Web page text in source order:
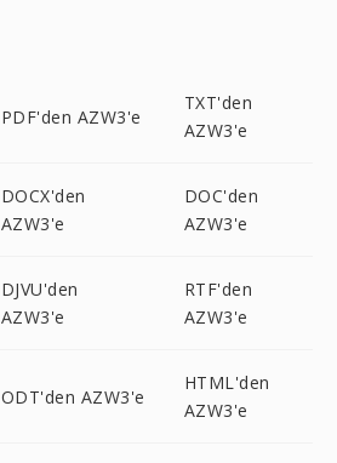
PDF'den AZW3'e
TXT'den
AZW3'e
DOCX'den
AZW3'e
DOC'den
AZW3'e
DJVU'den
AZW3'e
RTF'den
AZW3'e
ODT'den AZW3'e
HTML'den
AZW3'e